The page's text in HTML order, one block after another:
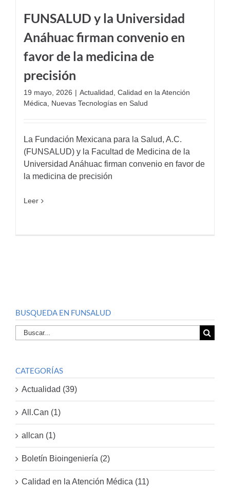
FUNSALUD y la Universidad
Anáhuac firman convenio en
favor de la medicina de
precisión
19 mayo, 2026 | Actualidad Calidad en la Atención
Médica
Nuevas Tecnologías en Salud
La Fundación Mexicana para la Salud, A.C.
(FUNSALUD) y la Facultad de Medicina de la
Universidad Anáhuac firman convenio en favor de
la medicina de precisión
Leer
BUSQUEDA EN FUNSALUD
Buscar
por:
CATEGORÍAS
Actualidad (39)
All.Can (1)
allcan (1)
Boletín Bioingeniería (2)
Calidad en la Atención Médica (11)